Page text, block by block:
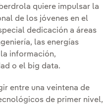
quiere impulsar la
de los jóvenes en el
dedicación a áreas
las energías
información,
o el big data.
entre una veintena de
de primer nivel,